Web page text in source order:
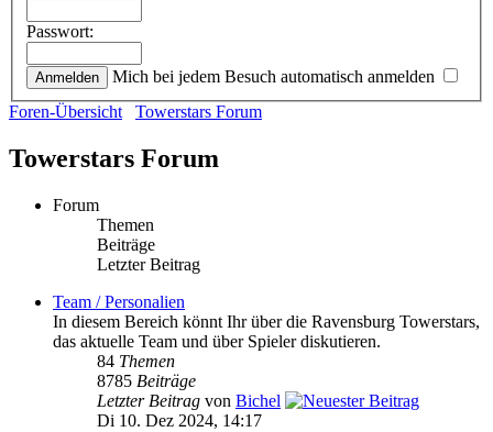
Passwort:
Mich bei jedem Besuch automatisch anmelden
Foren-Übersicht
Towerstars Forum
Towerstars Forum
Forum
Themen
Beiträge
Letzter Beitrag
Team / Personalien
In diesem Bereich könnt Ihr über die Ravensburg Towerstars,
das aktuelle Team und über Spieler diskutieren.
84 Themen
8785 Beiträge
Letzter Beitrag von Bichel
Di 10. Dez 2024, 14:17